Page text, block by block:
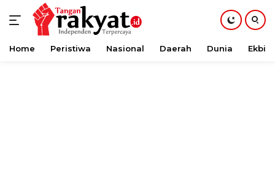
Langsung
Home Peristiwa Nasional Daerah Dunia Ekbis